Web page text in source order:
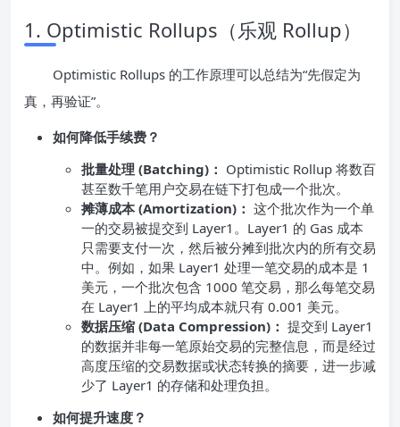
1. Optimistic Rollups（乐观 Rollup）
Optimistic Rollups 的工作原理可以总结为“先假定为
真，再验证”。
如何降低手续费？
批量处理 (Batching)： Optimistic Rollup 将数百
甚至数千笔用户交易在链下打包成一个批次。
摊薄成本 (Amortization)： 这个批次作为一个单
一的交易被提交到 Layer1。Layer1 的 Gas 成本
只需要支付一次，然后被分摊到批次内的所有交易
中。例如，如果 Layer1 处理一笔交易的成本是 1
美元，一个批次包含 1000 笔交易，那么每笔交易
在 Layer1 上的平均成本就只有 0.001 美元。
数据压缩 (Data Compression)： 提交到 Layer1
的数据并非每一笔原始交易的完整信息，而是经过
高度压缩的交易数据或状态转换的摘要，进一步减
少了 Layer1 的存储和处理负担。
如何提升速度？